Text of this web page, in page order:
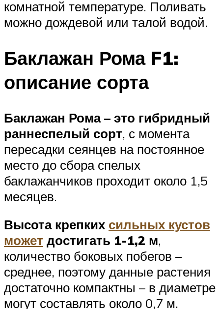
комнатной температуре. Поливать
можно дождевой или талой водой.
Баклажан Рома F1:
описание сорта
Баклажан Рома – это гибридный
раннеспелый сорт, с момента
пересадки сеянцев на постоянное
место до сбора спелых
баклажанчиков проходит около 1,5
месяцев.
Высота крепких сильных кустов
может достигать 1-1,2 м,
количество боковых побегов –
среднее, поэтому данные растения
достаточно компактны – в диаметре
могут составлять около 0,7 м.